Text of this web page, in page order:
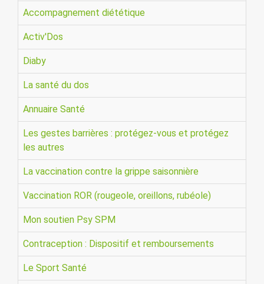
Accompagnement diététique
Activ'Dos
Diaby
La santé du dos
Annuaire Santé
Les gestes barrières : protégez-vous et protégez
les autres
La vaccination contre la grippe saisonnière
Vaccination ROR (rougeole, oreillons, rubéole)
Mon soutien Psy SPM
Contraception : Dispositif et remboursements
Le Sport Santé